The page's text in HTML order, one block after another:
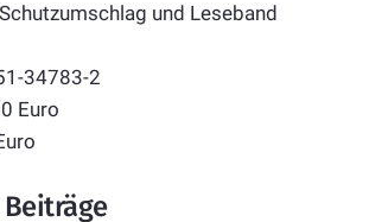
und Leseband
34783-2
Euro